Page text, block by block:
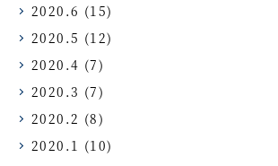
2020.6 (15)
2020.5 (12)
2020.4 (7)
2020.3 (7)
2020.2 (8)
2020.1 (10)